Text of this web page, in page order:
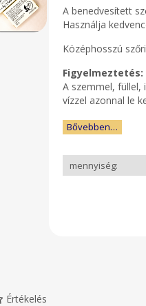
A benedvesített
Használja
Középhosszú
Figyelmeztetés:
A szemmel, füllel,
vízzel azonnal le
Bővebben…
Értékelés